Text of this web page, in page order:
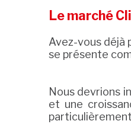
Le marché
Avez-vous déjà
se présente
Nous devrions
et une